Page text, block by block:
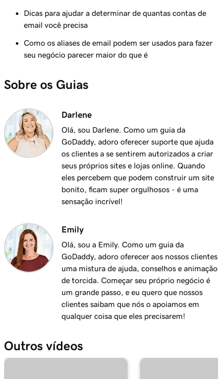
Aula 9 (de 37)
Adicionar meu email Microsoft 365 ao
Aula 10 (de 37)
no Mac
Adicionar meu email do Microsoft 365 ao Apple
Mail no Mac
Aula 12 (de 37)
Adicionar meu email Microsoft 365 ao Outlook
no Windows
Aula 13 (de 37)
Adicionar meu email do Microsoft 365 ao
Aula 14 (de 37)
Adicionar meu email Microsoft 365 ao meu
aplicativo de email em um Android
1m 30s
Criar minha assinatura de email no Microsoft
Tour pelo Email e Painel do Office
Dicas para ajudar a determinar de quantas contas de
email você precisa
Como os aliases de email podem ser usados para fazer
seu negócio parecer maior do que é
Sobre os Guias
Darlene
Olá, sou Darlene. Como um guia da
GoDaddy, adoro oferecer suporte que ajuda
os clientes a se sentirem autorizados a criar
seus próprios sites e lojas online. Quando
eles percebem que podem construir um site
bonito, ficam super orgulhosos - é uma
sensação incrível!
Emily
Olá, sou a Emily. Como um guia da
GoDaddy, adoro oferecer aos nossos clientes
uma mistura de ajuda, conselhos e animação
de torcida. Começar seu próprio negócio é
um grande passo, e eu quero que nossos
clientes saibam que nós o apoiamos em
qualquer coisa que eles precisarem!
Outros vídeos